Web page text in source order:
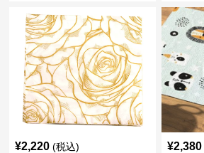
¥2,220 (税込) ¥2,380